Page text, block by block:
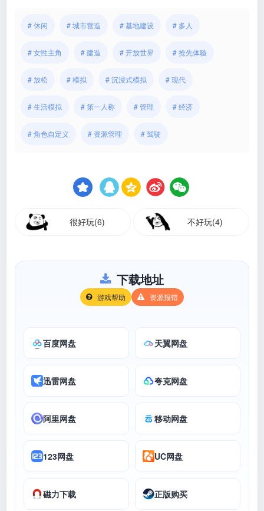
# 休闲 # 城市营造 # 基地建设 # 多人
# 女性主角 # 建造 # 开放世界 # 抢先体验
# 放松 # 模拟 # 沉浸式模拟 # 现代
# 生活模拟 # 第一人称 # 管理 # 经济
# 角色自定义 # 资源管理 # 驾驶
很好玩(6) 不好玩(4)
下载地址
游戏帮助 资源报错
百度网盘 天翼网盘
迅雷网盘 夸克网盘
阿里网盘 移动网盘
123网盘 UC网盘
磁力下载 正版购买